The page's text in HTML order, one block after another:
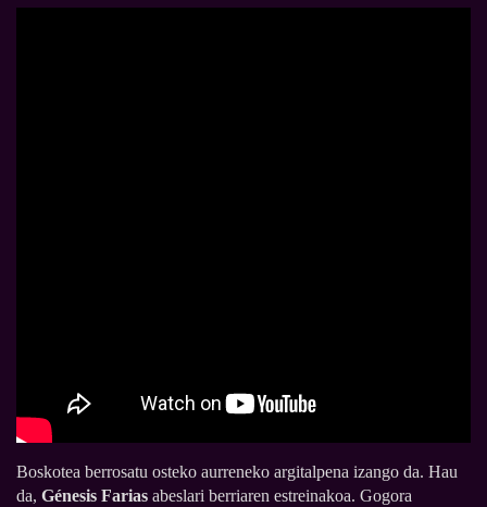
Boskotea berrosatu osteko aurreneko argitalpena izango da. Hau
da, Génesis Farias abeslari berriaren estreinakoa. Gogora